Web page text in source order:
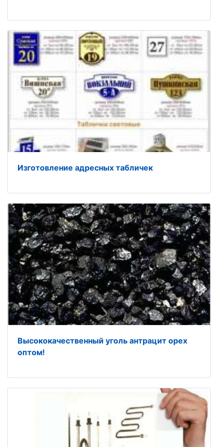
Изготовление адресных табличек
Высококачественный уголь антрацит орех
оптом!